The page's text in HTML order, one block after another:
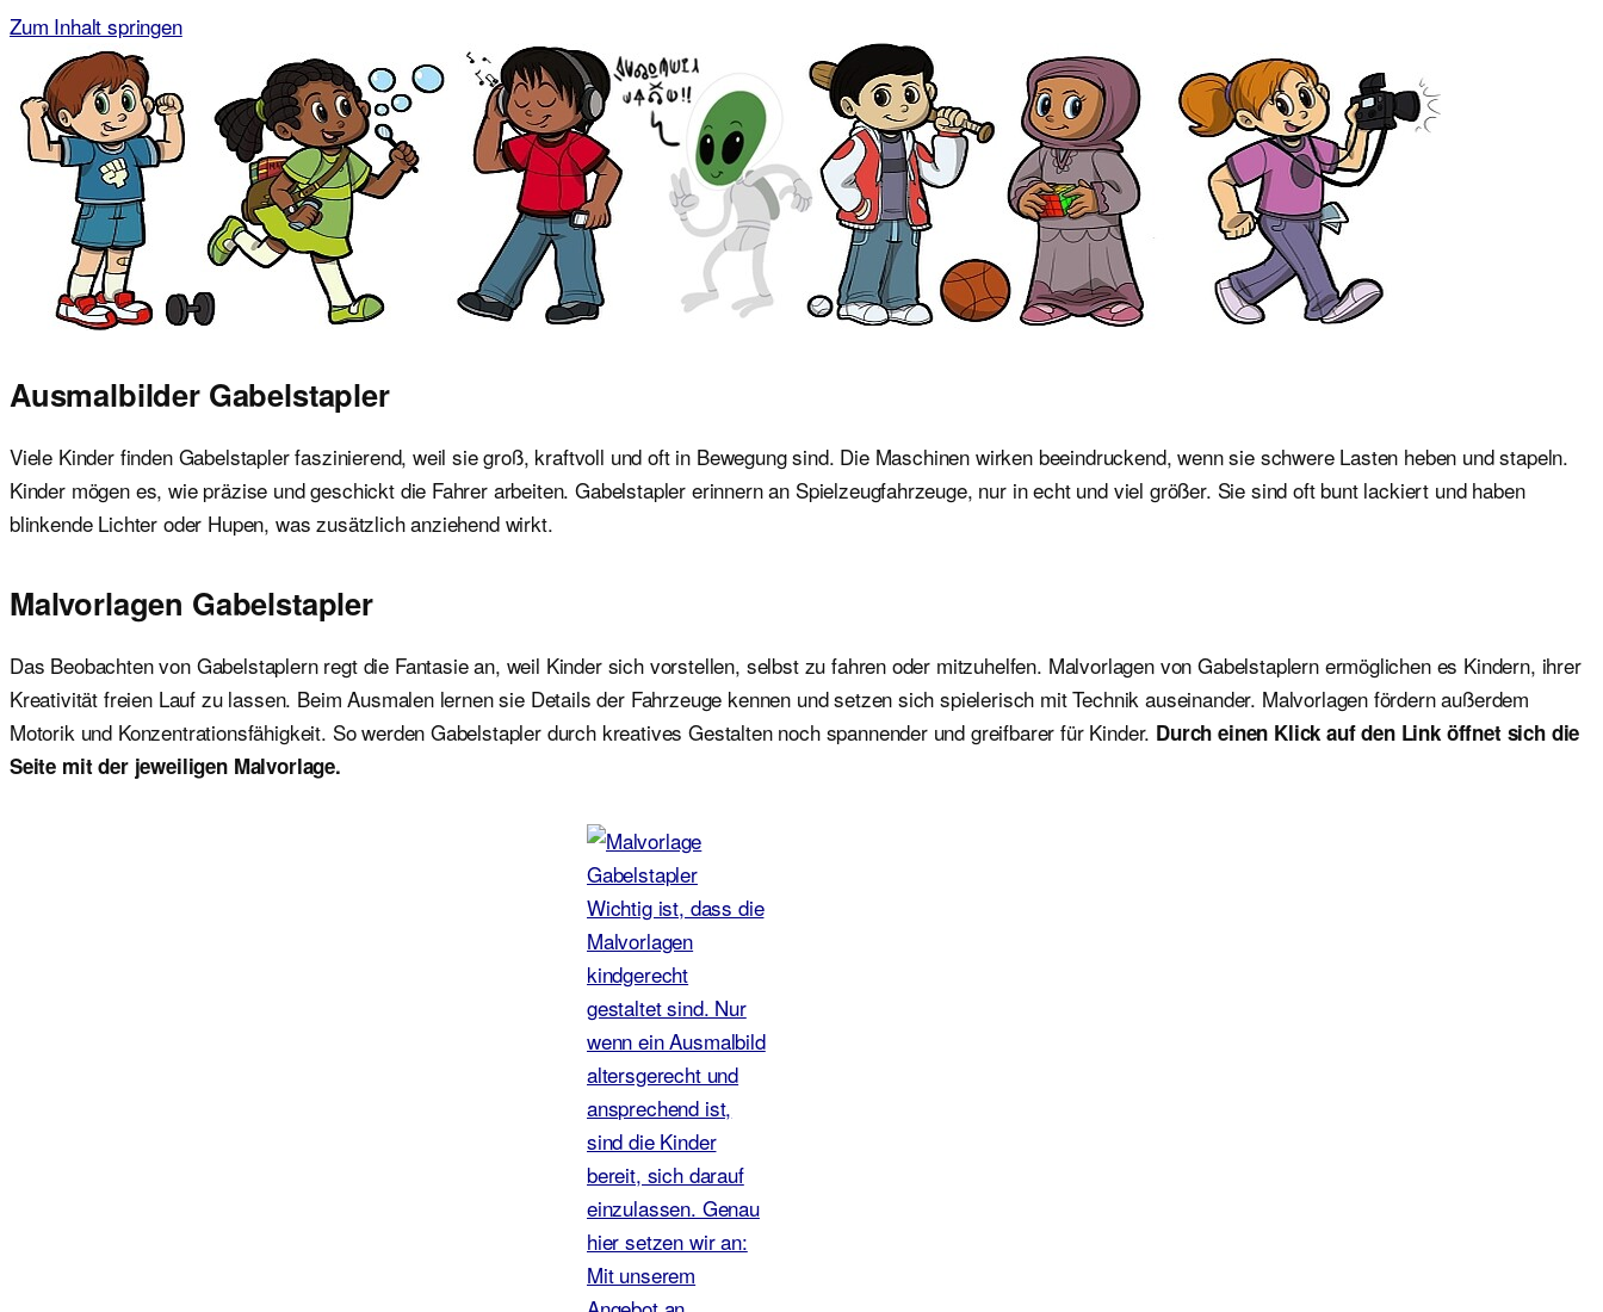
Zum Inhalt springen
Malvorlagen für Kinder
Ausmalbilder einfach und kostenlos als pdf herunterladen
Ausmalbilder Gabelstapler
Viele Kinder finden Gabelstapler faszinierend, weil sie groß, kraftvoll und oft in Bewegung sind. Die Maschinen wirken beeindruckend, wenn sie schwere Lasten heben und stapeln.
Kinder mögen es, wie präzise und geschickt die Fahrer arbeiten. Gabelstapler erinnern an Spielzeugfahrzeuge, nur in echt und viel größer. Sie sind oft bunt lackiert und haben
blinkende Lichter oder Hupen, was zusätzlich anziehend wirkt.
Malvorlagen Gabelstapler
Das Beobachten von Gabelstaplern regt die Fantasie an, weil Kinder sich vorstellen, selbst zu fahren oder mitzuhelfen. Malvorlagen von Gabelstaplern ermöglichen es Kindern, ihrer
Kreativität freien Lauf zu lassen. Beim Ausmalen lernen sie Details der Fahrzeuge kennen und setzen sich spielerisch mit Technik auseinander. Malvorlagen fördern außerdem
Motorik und Konzentrationsfähigkeit. So werden Gabelstapler durch kreatives Gestalten noch spannender und greifbarer für Kinder. Durch einen Klick auf den Link öffnet sich die
Seite mit der jeweiligen Malvorlage.